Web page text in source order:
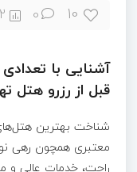
10
0
آشنایی با
قبل از رزرو هتل
شناخت بهترین
معتبری همچون رهی‌ نو
راحت، خدمات عالی